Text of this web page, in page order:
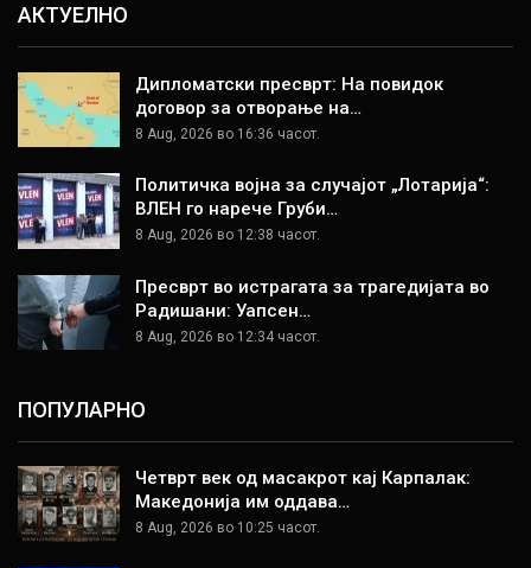
АКТУЕЛНО
Дипломатски пресврт: На повидок
договор за отворање на…
8 Aug, 2026 во 16:36 часот.
Политичка војна за случајот „Лотарија“:
ВЛЕН го нарече Груби…
8 Aug, 2026 во 12:38 часот.
Пресврт во истрагата за трагедијата во
Радишани: Уапсен…
8 Aug, 2026 во 12:34 часот.
ПОПУЛАРНО
Четврт век од масакрот кај Карпалак:
Македонија им оддава…
8 Aug, 2026 во 10:25 часот.